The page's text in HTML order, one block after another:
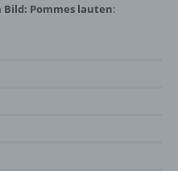
Bild: Pommes lauten: